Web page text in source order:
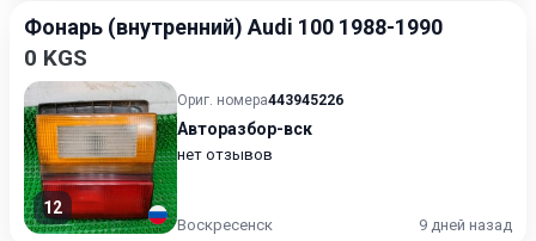
Фонарь (внутренний) Audi 100 1988-1990
0 KGS
12
Ориг. номера443945226
Авторазбор-вск
нет отзывов
Воскресенск 9 дней назад